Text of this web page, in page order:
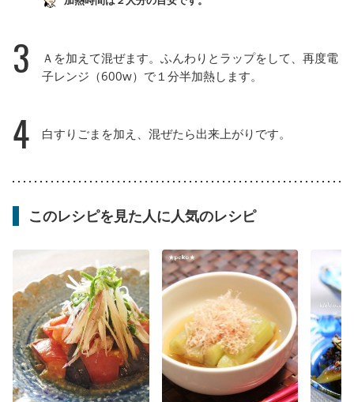
3
Ａを加えて混ぜます。ふんわりとラップをして、再度電
子レンジ（600w）で１分半加熱します。
4 白すりごまを加え、混ぜたら出来上がりです。
このレシピを見た人に人気のレシピ